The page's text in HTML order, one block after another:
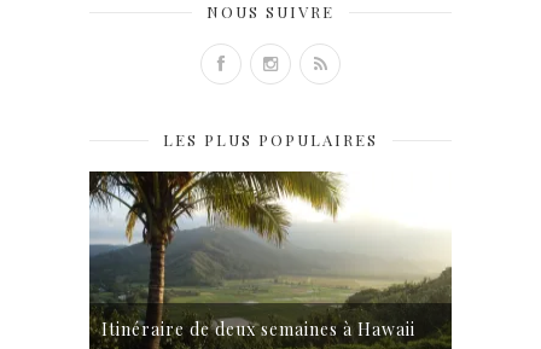
NOUS SUIVRE
LES PLUS POPULAIRES
Itinéraire de deux semaines à Hawaii